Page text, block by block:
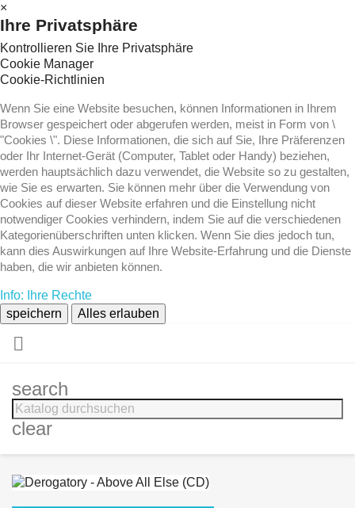
×
Ihre Privatsphäre
Kontrollieren Sie Ihre Privatsphäre
Cookie Manager
Cookie-Richtlinien
Wenn Sie eine Website besuchen, können Informationen in Ihrem
Browser gespeichert oder abgerufen werden, meist in Form von \
"Cookies \". Diese Informationen, die sich auf Sie, Ihre Präferenzen
oder Ihr Internet-Gerät (Computer, Tablet oder Handy) beziehen,
werden hauptsächlich dazu verwendet, die Website so zu gestalten,
wie Sie es erwarten. Sie können mehr über die Verwendung von
Cookies auf dieser Website erfahren und die Einstellung nicht
notwendiger Cookies verhindern, indem Sie auf die verschiedenen
Kategorienüberschriften unten klicken. Wenn Sie dies jedoch tun,
kann dies Auswirkungen auf Ihre Website-Erfahrung und die Dienste
haben, die wir anbieten können.
Info: Ihre Rechte
speichern
Alles erlauben

search
clear